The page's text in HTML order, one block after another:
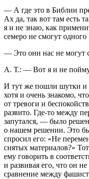
— А где это в Библии
Ах да, так вот там есть
я и не знаю, как
семеро не смогут одного
— Это они нас не могут
А. Т.: — Вот я и не
И тут же пошли шутки и
хотя и очень знакомо,
от тревоги и
развито. Где-то между
запутался, — было
о нашем решении. Это
спросил его: «Не
снятых материалов?»
ему говорить в
и развивая его, что он
сравнение между